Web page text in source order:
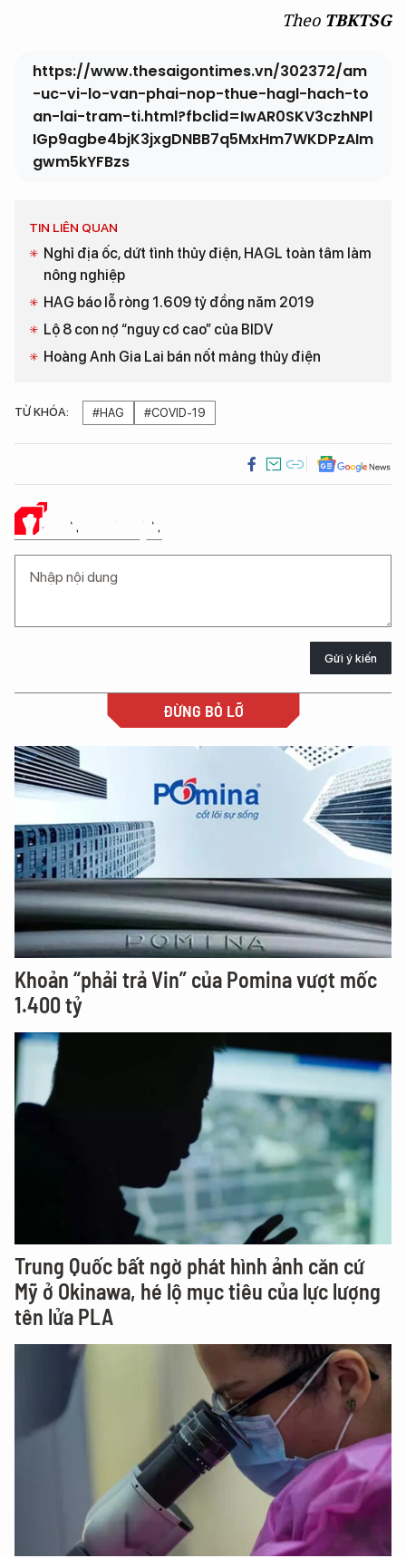
Theo TBKTSG
https://www.thesaigontimes.vn/302372/am
-uc-vi-lo-van-phai-nop-thue-hagl-hach-to
an-lai-tram-ti.html?fbclid=IwAR0SKV3czhNPl
IGp9agbe4bjK3jxgDNBB7q5MxHm7WKDPzAIm
gwm5kYFBzs
TIN LIÊN QUAN
Nghỉ địa ốc, dứt tình thủy điện, HAGL toàn tâm làm
nông nghiệp
HAG báo lỗ ròng 1.609 tỷ đồng năm 2019
Lộ 8 con nợ “nguy cơ cao” của BIDV
Hoàng Anh Gia Lai bán nốt mảng thủy điện
TỪ KHÓA: #HAG #COVID-19
Ý KIẾN CỦA BẠN
Gửi ý kiến
ĐỪNG BỎ LỠ
Khoản “phải trả Vin” của Pomina vượt mốc
1.400 tỷ
Trung Quốc bất ngờ phát hình ảnh căn cứ
Mỹ ở Okinawa, hé lộ mục tiêu của lực lượng
tên lửa PLA